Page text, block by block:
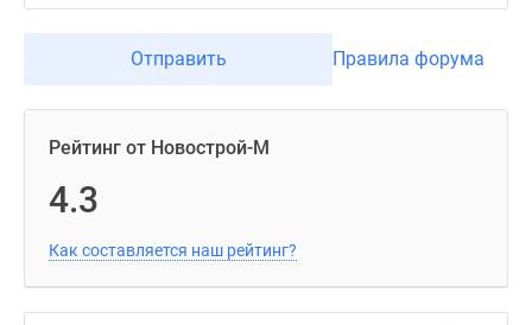
Отправить Правила форума
Рейтинг от Новострой-М
4.3
Как составляется наш рейтинг?